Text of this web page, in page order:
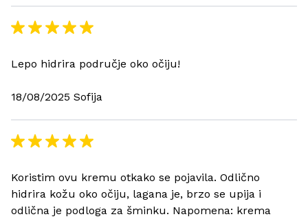
Lepo hidrira područje oko očiju!
18/08/2025 Sofija
Koristim ovu kremu otkako se pojavila. Odlično
hidrira kožu oko očiju, lagana je, brzo se upija i
odlična je podloga za šminku. Napomena: krema